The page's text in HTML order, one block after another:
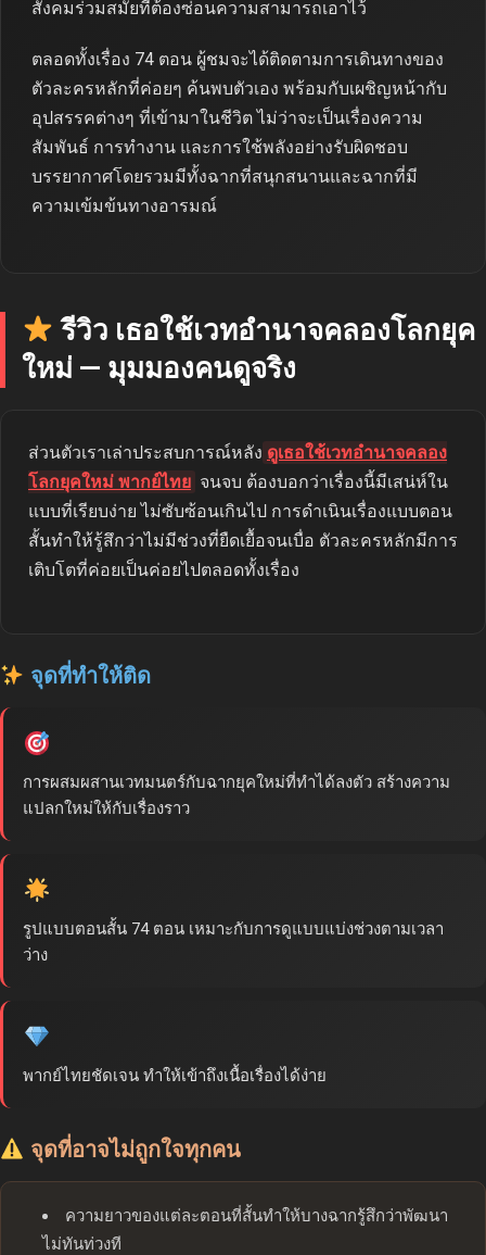
สังคมร่วมสมัยที่ต้องซ่อนความสามารถเอาไว้
ตลอดทั้งเรื่อง 74 ตอน ผู้ชมจะได้ติดตามการเดินทางของ
ตัวละครหลักที่ค่อยๆ ค้นพบตัวเอง พร้อมกับเผชิญหน้ากับ
อุปสรรคต่างๆ ที่เข้ามาในชีวิต ไม่ว่าจะเป็นเรื่องความ
สัมพันธ์ การทำงาน และการใช้พลังอย่างรับผิดชอบ
บรรยากาศโดยรวมมีทั้งฉากที่สนุกสนานและฉากที่มี
ความเข้มข้นทางอารมณ์
รีวิว เธอใช้เวทอำนาจคลองโลกยุค
ใหม่ — มุมมองคนดูจริง
ส่วนตัวเราเล่าประสบการณ์หลัง ดูเธอใช้เวทอำนาจคลอง
โลกยุคใหม่ พากย์ไทย จนจบ ต้องบอกว่าเรื่องนี้มีเสน่ห์ใน
แบบที่เรียบง่าย ไม่ซับซ้อนเกินไป การดำเนินเรื่องแบบตอน
สั้นทำให้รู้สึกว่าไม่มีช่วงที่ยืดเยื้อจนเบื่อ ตัวละครหลักมีการ
เติบโตที่ค่อยเป็นค่อยไปตลอดทั้งเรื่อง
จุดที่ทำให้ติด
การผสมผสานเวทมนตร์กับฉากยุคใหม่ที่ทำได้ลงตัว สร้างความ
แปลกใหม่ให้กับเรื่องราว
รูปแบบตอนสั้น 74 ตอน เหมาะกับการดูแบบแบ่งช่วงตามเวลา
ว่าง
พากย์ไทยชัดเจน ทำให้เข้าถึงเนื้อเรื่องได้ง่าย
จุดที่อาจไม่ถูกใจทุกคน
ความยาวของแต่ละตอนที่สั้นทำให้บางฉากรู้สึกว่าพัฒนา
ไม่ทันท่วงที